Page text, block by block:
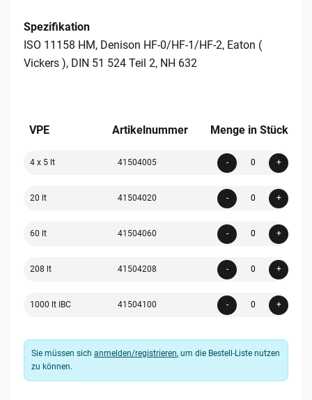
Spezifikation
ISO 11158 HM, Denison HF-0/HF-1/HF-2, Eaton (
Vickers ), DIN 51 524 Teil 2, NH 632
VPE Artikelnummer Menge in Stück
4 x 5 lt 41504005 - +
20 lt 41504020 - +
60 lt 41504060 - +
208 lt 41504208 - +
1000 lt IBC 41504100 - +
Sie müssen sich anmelden/registrieren, um die Bestell-Liste nutzen
zu können.